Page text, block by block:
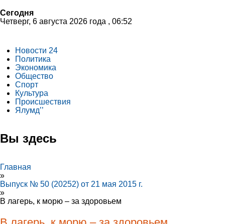
Сегодня
Четверг, 6 августа 2026 года , 06:52
Новости 24
Политика
Экономика
Общество
Спорт
Культура
Происшествия
Ялумд’’
Вы здесь
Главная
»
Выпуск № 50 (20252) от 21 мая 2015 г.
»
В лагерь, к морю – за здоровьем